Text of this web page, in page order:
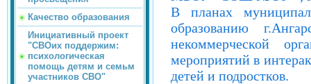
Качество образования
Инициативный проект
"СВОих поддержим:
психологическая
помощь детям и семьм
участников СВО"
В планах
образованию
некоммерческой
мероприятий в
детей и подростков.